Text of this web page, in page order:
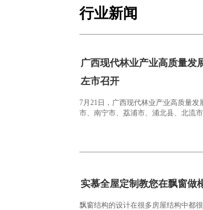
行业新闻
广西现代林业产业高质量发
左市召开
7月21日，广西现代林业产业高质量
市、南宁市、荔浦市、浦北县、北
实慕全屋定制教您在飘窗做
飘窗结构的设计在很多房屋结构中都